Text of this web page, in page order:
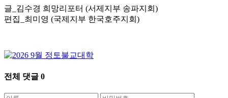
글_김수경 희망리포터 (서제지부 송파지회)
편집_최미영 (국제지부 한국호주지회)
전체 댓글 0